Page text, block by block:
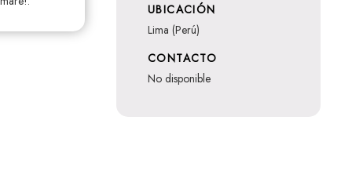
UBICACIÓN
Lima (Perú)
CONTACTO
no disponible